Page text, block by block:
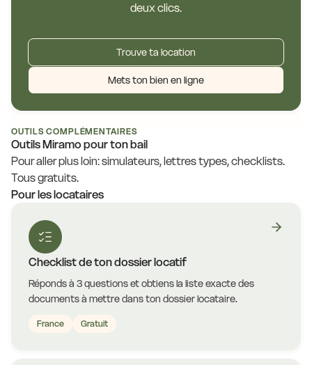
deux clics.
Trouve ta location
Mets ton bien en ligne
OUTILS COMPLÉMENTAIRES
Outils Miramo pour ton bail
Pour aller plus loin: simulateurs, lettres types, checklists.
Tous gratuits.
Pour les locataires
Checklist de ton dossier locatif
Réponds à 3 questions et obtiens la liste exacte des
documents à mettre dans ton dossier locataire.
France Gratuit